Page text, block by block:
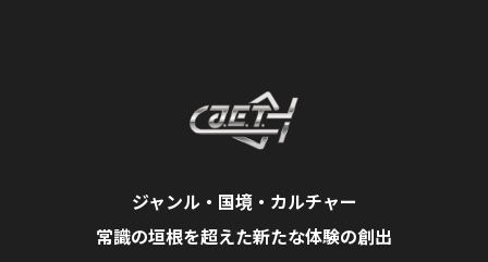
ジャンル・国境・カルチャー
常識の垣根を超えた新たな体験の創出